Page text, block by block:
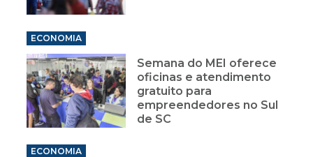
ECONOMIA
Semana do MEI oferece
oficinas e atendimento
gratuito para
empreendedores no Sul
de SC
ECONOMIA